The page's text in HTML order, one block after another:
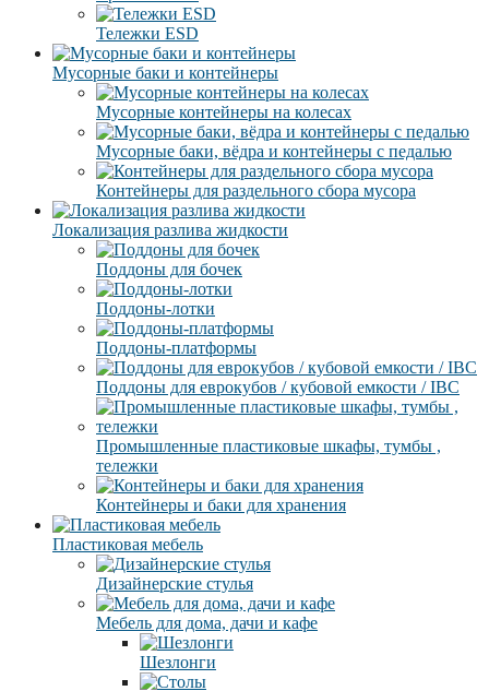
Тележки ESD
Мусорные баки и контейнеры
Мусорные контейнеры на колесах
Мусорные баки, вёдра и контейнеры с педалью
Контейнеры для раздельного сбора мусора
Локализация разлива жидкости
Поддоны для бочек
Поддоны-лотки
Поддоны-платформы
Поддоны для еврокубов / кубовой емкости / IBC
Промышленные пластиковые шкафы, тумбы ,
тележки
Контейнеры и баки для хранения
Пластиковая мебель
Дизайнерские стулья
Мебель для дома, дачи и кафе
Шезлонги